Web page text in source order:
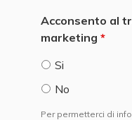
Acconsento al
marketing
Si
No
​Per permetterci di